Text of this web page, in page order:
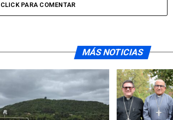
CLICK PARA COMENTAR
MÁS NOTICIAS